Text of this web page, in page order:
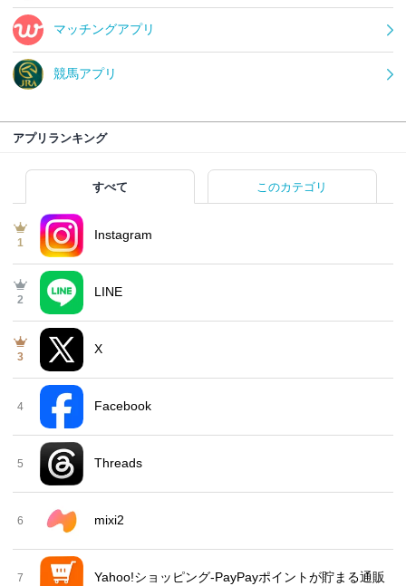
マッチングアプリ
競馬アプリ
アプリランキング
すべて このカテゴリ
1
Instagram
2
LINE
3
X
4 Facebook
5 Threads
6 mixi2
7 Yahoo!ショッピング-PayPayポイントが貯まる通販